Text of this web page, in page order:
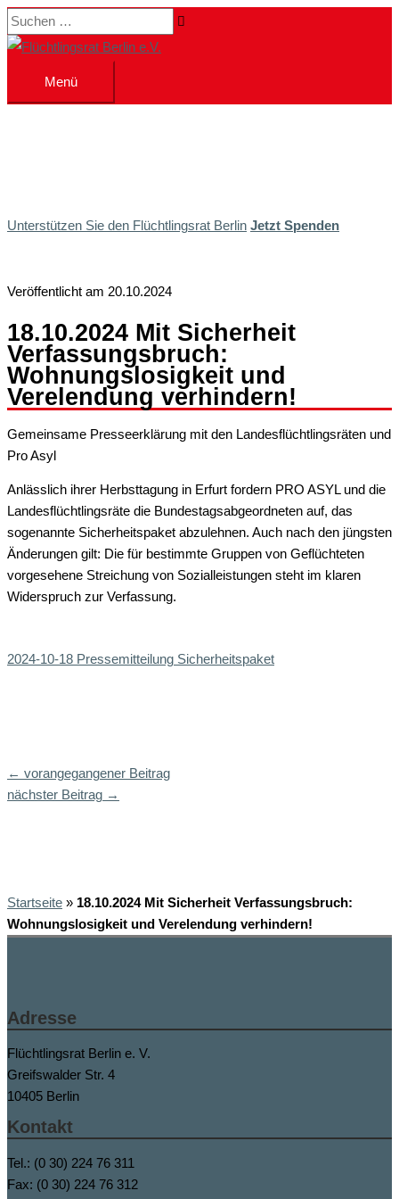
Zum
Inhalt
Suchen …
Menü
Menü
Unterstützen Sie den Flüchtlingsrat Berlin Jetzt Spenden
Veröffentlicht am 20.10.2024
18.10.2024 Mit Sicherheit
Verfassungsbruch:
Wohnungslosigkeit und
Verelendung verhindern!
Gemeinsame Presseerklärung mit den Landesflüchtlingsräten und
Pro Asyl
Anlässlich ihrer Herbsttagung in Erfurt fordern PRO ASYL und die
Landesflüchtlingsräte die Bundestagsabgeordneten auf, das
sogenannte Sicherheitspaket abzulehnen. Auch nach den jüngsten
Änderungen gilt: Die für bestimmte Gruppen von Geflüchteten
vorgesehene Streichung von Sozialleistungen steht im klaren
Widerspruch zur Verfassung.
2024-10-18 Pressemitteilung Sicherheitspaket
← vorangegangener Beitrag
nächster Beitrag →
Startseite » 18.10.2024 Mit Sicherheit Verfassungsbruch:
Wohnungslosigkeit und Verelendung verhindern!
Adresse
Flüchtlingsrat Berlin e. V.
Greifswalder Str. 4
10405 Berlin
Kontakt
Tel.: (0 30) 224 76 311
Fax: (0 30) 224 76 312